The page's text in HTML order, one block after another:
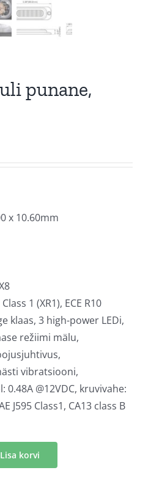
punane,
x 10.60mm
Class 1 (XR1), ECE R10
klaas, 3 high-power LEDi,
režiimi mälu,
vibratsiooni,
@12VDC, kruvivahe:
J595 Class1, CA13 class B
Lisa korvi